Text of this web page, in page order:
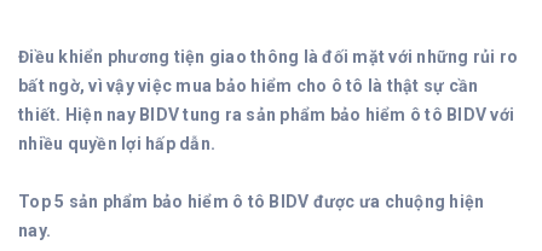
Điều khiển phương tiện giao thông là đối mặt với những rủi ro
bất ngờ, vì vậy việc mua bảo hiểm cho ô tô là thật sự cần
thiết. Hiện nay BIDV tung ra sản phẩm bảo hiểm ô tô BIDV với
nhiều quyền lợi hấp dẫn.
Top 5 sản phẩm bảo hiểm ô tô BIDV được ưa chuộng hiện
nay.